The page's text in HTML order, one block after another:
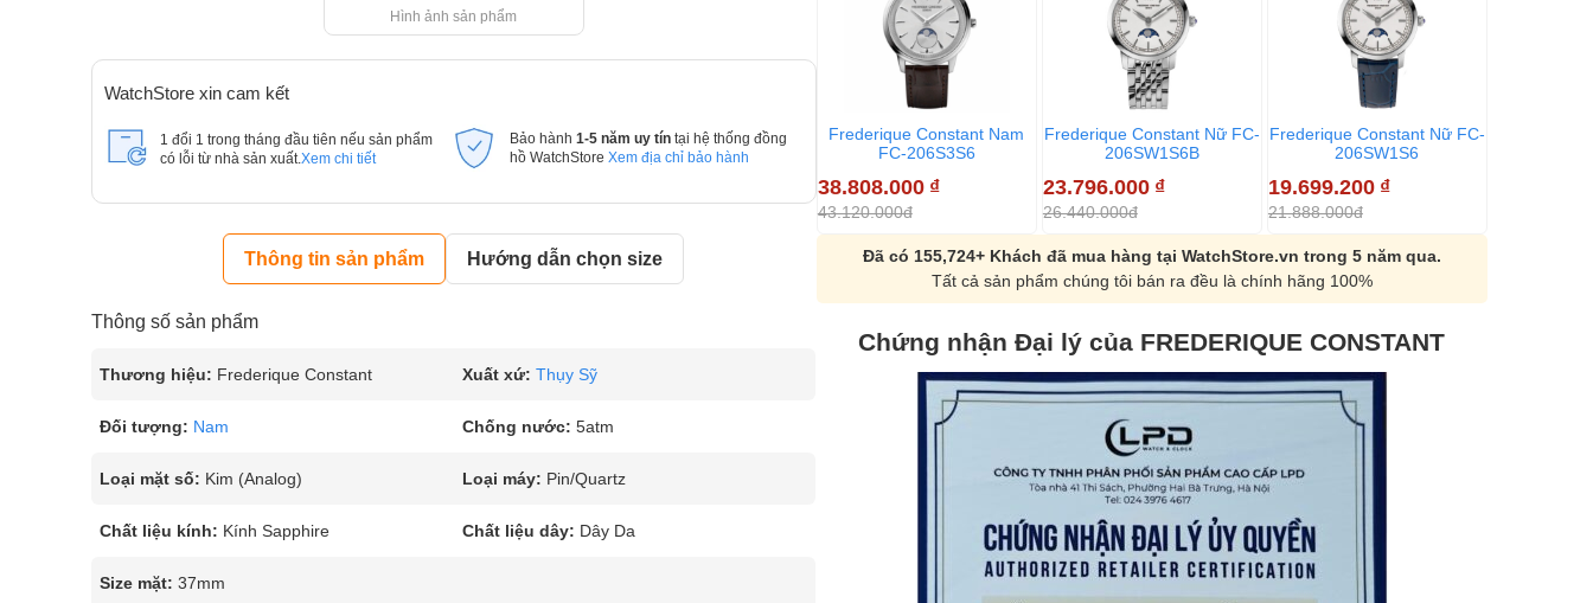
Hình ảnh sản phẩm
WatchStore xin cam kết
1 đổi 1 trong tháng đầu tiên nếu sản phẩm
có lỗi từ nhà sản xuất. Xem chi tiết
Bảo hành 1-5 năm uy tín tại hệ thống đồng
hồ WatchStore Xem địa chỉ bảo hành
Thông tin sản phẩm Hướng dẫn chọn size
Thông số sản phẩm
Thương hiệu: Frederique Constant Xuất xứ: Thụy Sỹ
Đối tượng: Nam Chống nước: 5atm
Loại mặt số: Kim (Analog) Loại máy: Pin/Quartz
Chất liệu kính: Kính Sapphire Chất liệu dây: Dây Da
Size mặt: 37mm
Frederique Constant Nam
FC-206S3S6
38.808.000 ₫
43.120.000đ
Frederique Constant Nữ FC-
206SW1S6B
23.796.000 ₫
26.440.000đ
Frederique Constant Nữ FC-
206SW1S6
19.699.200 ₫
21.888.000đ
Đã có 155,724+ Khách đã mua hàng tại WatchStore.vn trong 5 năm qua.
Tất cả sản phẩm chúng tôi bán ra đều là chính hãng 100%
Chứng nhận Đại lý của FREDERIQUE CONSTANT